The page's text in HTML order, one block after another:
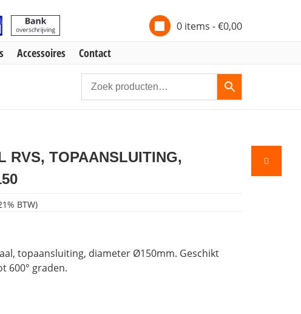
0 items -€0,00
Accessoires Contact
RVS, TOPAANSLUITING,
BTW)
topaansluiting, diameter Ø150mm. Geschikt
600° graden.